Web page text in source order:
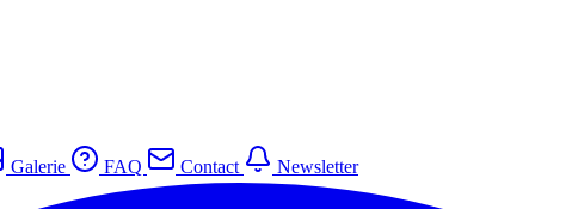
Galerie FAQ Contact Newsletter